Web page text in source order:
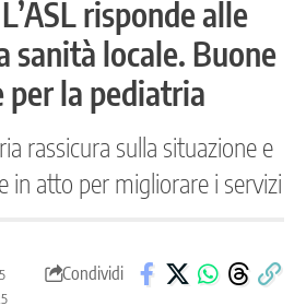
risponde alle
sanità locale. Buone
per la pediatria
rassicura sulla situazione e
in atto per migliorare i servizi
Condividi